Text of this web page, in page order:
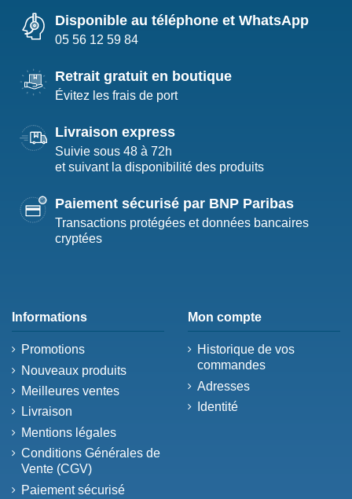
Disponible au téléphone et WhatsApp
05 56 12 59 84
Retrait gratuit en boutique
Évitez les frais de port
Livraison express
Suivie sous 48 à 72h
et suivant la disponibilité des produits
Paiement sécurisé par BNP Paribas
Transactions protégées et données bancaires
cryptées
Informations
Promotions
Nouveaux produits
Meilleures ventes
Livraison
Mentions légales
Conditions Générales de
Vente (CGV)
Paiement sécurisé
Mon compte
Historique de vos
commandes
Adresses
Identité